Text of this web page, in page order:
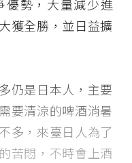
優勢，大量減少進
獲全勝，並日益擴
仍是日本人，主要
要清涼的啤酒消暑
多，來臺日人為了
苦悶，不時會上酒